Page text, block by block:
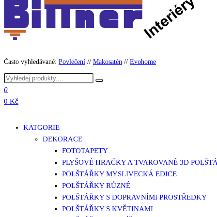
Často vyhledávané: Povlečení // Makosatén // Evohome
0
0 Kč
KATGORIE
DEKORACE
FOTOTAPETY
PLYŠOVÉ HRAČKY A TVAROVANÉ 3D
POLŠTÁŘKY MYSLIVECKÁ EDICE
POLŠTÁŘKY RŮZNÉ
POLŠTÁŘKY S DOPRAVNÍMI PROSTŘEDKY
POLŠTÁŘKY S KVĚTINAMI